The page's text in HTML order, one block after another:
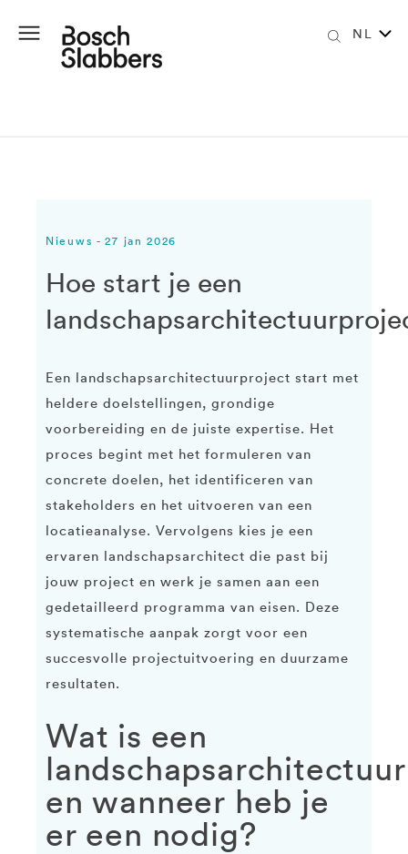
NL
Nieuws - 27 jan 2026
Hoe start je een
Een landschapsarchitectuurproject start met
heldere doelstellingen, grondige
voorbereiding en de juiste expertise. Het
proces begint met het formuleren van
concrete doelen, het identificeren van
stakeholders en het uitvoeren van een
locatieanalyse. Vervolgens kies je een
ervaren landschapsarchitect die past bij
jouw project en werk je samen aan een
gedetailleerd programma van eisen. Deze
systematische aanpak zorgt voor een
succesvolle projectuitvoering en duurzame
resultaten.
Wat is een
en wanneer heb je
er een nodig?